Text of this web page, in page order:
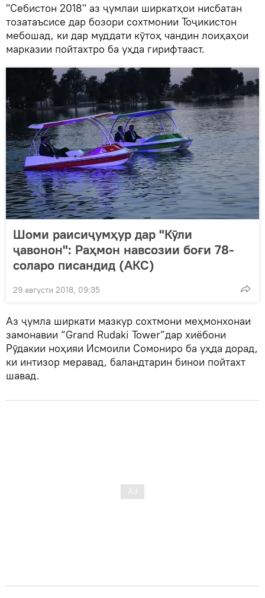
"Себистон 2018" аз ҷумлаи ширкатҳои нисбатан
тозатаъсисе дар бозори сохтмонии Тоҷикистон
мебошад, ки дар муддати кӯтоҳ чандин лоиҳаҳои
марказии пойтахтро ба уҳда гирифтааст.
Шоми раисиҷумҳур дар "Кӯли
ҷавонон": Раҳмон навсозии боғи 78-
соларо писандид (АКС)
29 августи 2018, 09:35
Аз ҷумла ширкати мазкур сохтмони меҳмонхонаи
замонавии “Grand Rudaki Tower”дар хиёбони
Рӯдакии ноҳияи Исмоили Сомониро ба уҳда дорад,
ки интизор меравад, баландтарин бинои пойтахт
шавад.